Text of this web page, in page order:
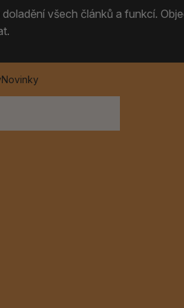
všech článků a funkcí.
Novinky